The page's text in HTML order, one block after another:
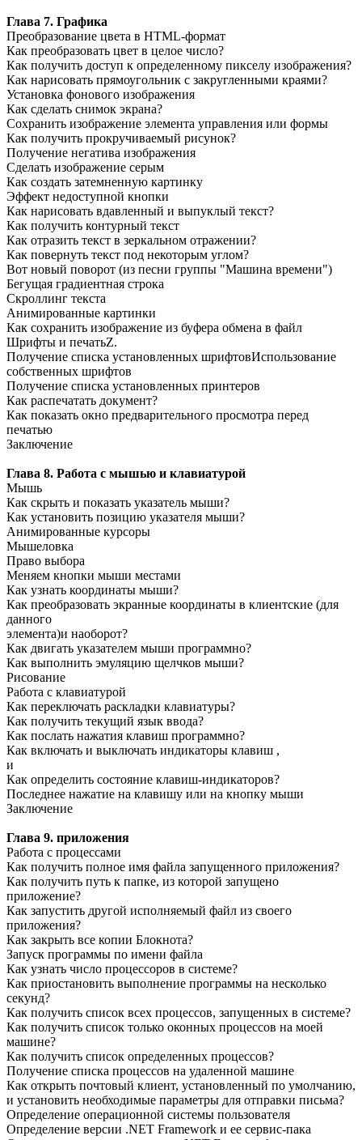
Глава 7. Графика
Преобразование цвета в HTML-формат
Как преобразовать цвет в целое число?
Как получить доступ к определенному пикселу изображения?
Как нарисовать прямоугольник с закругленными краями?
Установка фонового изображения
Как сделать снимок экрана?
Сохранить изображение элемента управления или формы
Как получить прокручиваемый рисунок?
Получение негатива изображения
Сделать изображение серым
Как создать затемненную картинку
Эффект недоступной кнопки
Как нарисовать вдавленный и выпуклый текст?
Как получить контурный текст
Как отразить текст в зеркальном отражении?
Как повернуть текст под некоторым углом?
Вот новый поворот (из песни группы "Машина времени")
Бегущая градиентная строка
Скроллинг текста
Анимированные картинки
Как сохранить изображение из буфера обмена в файл
Шрифты и печатьZ.
Получение списка установленных шрифтовИспользование
собственных шрифтов
Получение списка установленных принтеров
Как распечатать документ?
Как показать окно предварительного просмотра перед
печатью
Заключение
Глава 8. Работа с мышью и клавиатурой
Мышь
Как скрыть и показать указатель мыши?
Как установить позицию указателя мыши?
Анимированные курсоры
Мышеловка
Право выбора
Меняем кнопки мыши местами
Как узнать координаты мыши?
Как преобразовать экранные координаты в клиентские (для
данного
элемента)и наоборот?
Как двигать указателем мыши программно?
Как выполнить эмуляцию щелчков мыши?
Рисование
Работа с клавиатурой
Как переключать раскладки клавиатуры?
Как получить текущий язык ввода?
Как послать нажатия клавиш программно?
Как включать и выключать индикаторы клавиш ,
и
Как определить состояние клавиш-индикаторов?
Последнее нажатие на клавишу или на кнопку мыши
Заключение
Глава 9. приложения
Работа с процессами
Как получить полное имя файла запущенного приложения?
Как получить путь к папке, из которой запущено
приложение?
Как запустить другой исполняемый файл из своего
приложения?
Как закрыть все копии Блокнота?
Запуск программы по имени файла
Как узнать число процессоров в системе?
Как приостановить выполнение программы на несколько
секунд?
Как получить список всех процессов, запущенных в системе?
Как получить список только оконных процессов на моей
машине?
Как получить список определенных процессов?
Получение списка процессов на удаленной машине
Как открыть почтовый клиент, установленный по умолчанию,
и установить необходимые параметры для отправки письма?
Определение операционной системы пользователя
Определение версии .NET Framework и ее сервис-пака